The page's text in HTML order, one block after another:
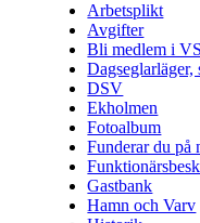
Arbetsplikt
Avgifter
Bli medlem i
DSV
Ekholmen
Fotoalbum
Funderar du på
Gastbank
Hamn och Varv